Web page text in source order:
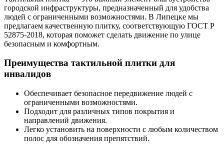
городской инфраструктуры, предназначенный для удобства
людей с ограниченными возможностями. В Липецке мы
предлагаем качественную плитку, соответствующую ГОСТ Р
52875-2018, которая поможет сделать движение по улице
безопасным и комфортным.
Преимущества тактильной плитки для
инвалидов
Обеспечивает безопасное передвижение людей с
ограниченными возможностями.
Подходит для различных типов покрытия и
направлений движения.
Легко установить на поверхности с любым количеством
полос для обозначения препятствий.